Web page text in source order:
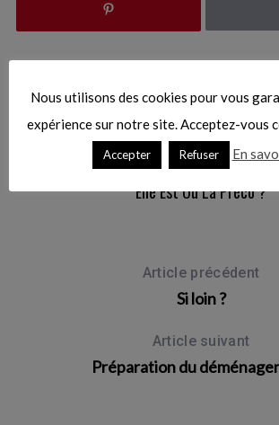
Vous pourriez aussi aimer
08/03/2010
Elle Est Où La Préco ?
Article précédent
Si loin ?
Article suivant
Préparation du
Nous utilisons des cookies pour vous
expérience sur notre site. Acceptez-vous
Accepter Refuser En